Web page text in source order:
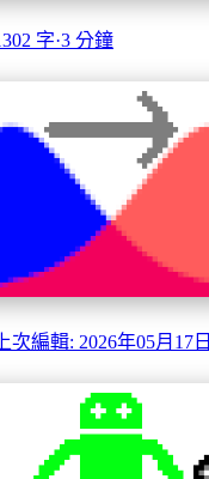
字·3 分鐘
上次編輯: 2026年05月17日